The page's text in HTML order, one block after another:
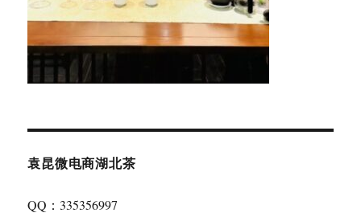
袁昆微电商湖北茶
QQ：335356997